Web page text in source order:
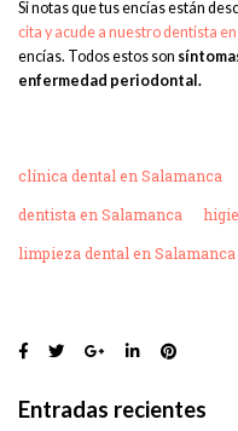
Si notas que tus encías están
cita y acude a nuestro dentista
encías. Todos estos son
enfermedad periodontal.
clínica dental en Salamanca
dentista en Salamanca
limpieza dental en Salamanca
Entradas recientes